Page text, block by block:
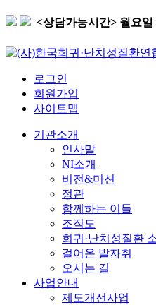
<상담가능시간> 월요일
로그인
회원가입
사이트맵
기관소개
인사말
NI소개
비전&미션
정관
함께하는 이들
조직도
희귀·난치성질환
걸어온 발자취
오시는 길
사업안내
제도개선사업